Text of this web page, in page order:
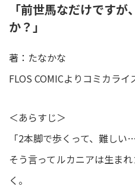
「前世馬なだけです
か？」
著：たなかな
FLOS COMICよりコミカライ
＜あらすじ＞
「2本脚で歩くって、難しい
そう言ってルカニアは生ま
く。